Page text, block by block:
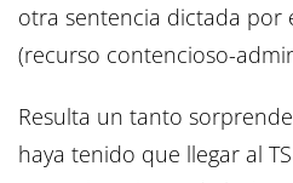
otra sentencia dictada por
(recurso contencioso-
Resulta un tanto
haya tenido que llegar al